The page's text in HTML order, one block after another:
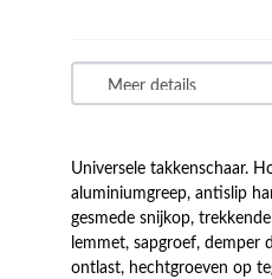
Universele takkenschaar.
aluminiumgreep, antislip
gesmede snijkop,
lemmet, sapgroef, demper
ontlast, hechtgroeven op